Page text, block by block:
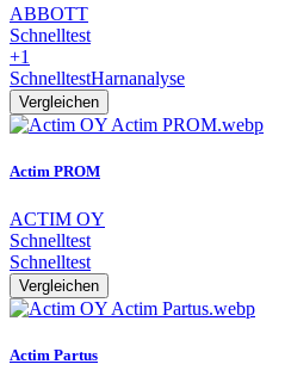
ABBOTT
Schnelltest
+1
SchnelltestHarnanalyse
Vergleichen
Actim PROM
ACTIM OY
Schnelltest
Schnelltest
Vergleichen
Actim Partus